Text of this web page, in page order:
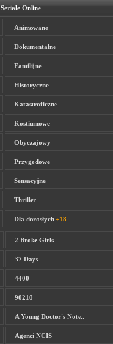
Seriale Online
Animowane
Dokumentalne
Familijne
Historyczne
Katastroficzne
Kostiumowe
Obyczajowy
Przygodowe
Sensacyjne
Thriller
Dla dorosłych +18
2 Broke Girls
37 Days
4400
90210
A Young Doctor's Note..
Agenci NCIS